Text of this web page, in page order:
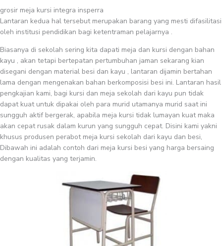
grosir meja kursi integra insperra
Lantaran kedua hal tersebut merupakan barang yang mesti difasilitasi
oleh institusi pendidikan bagi ketentraman pelajarnya .
Biasanya di sekolah sering kita dapati meja dan kursi dengan bahan
kayu , akan tetapi bertepatan pertumbuhan jaman sekarang kian
disegani dengan material besi dan kayu , lantaran dijamin bertahan
lama dengan mengenakan bahan berkomposisi besi ini. Lantaran hasil
pengkajian kami, bagi kursi dan meja sekolah dari kayu pun tidak
dapat kuat untuk dipakai oleh para murid utamanya murid saat ini
sungguh aktif bergerak, apabila meja kursi tidak lumayan kuat maka
akan cepat rusak dalam kurun yang sungguh cepat. Disini kami yakni
khusus produsen perabot meja kursi sekolah dari kayu dan besi,
Dibawah ini adalah contoh dari meja kursi besi yang harga bersaing
dengan kualitas yang terjamin.